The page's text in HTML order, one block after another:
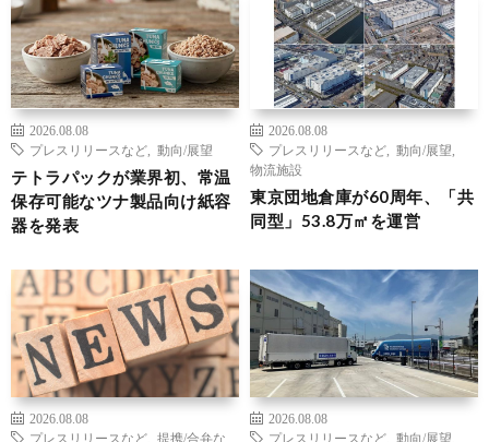
2026.08.08
プレスリリースなど
動向/展望
テトラパックが業界初、常温
保存可能なツナ製品向け紙容
器を発表
2026.08.08
プレスリリースなど
動向/展望
物流施設
東京団地倉庫が60周年、「共
同型」53.8万㎡を運営
2026.08.08
プレスリリースなど
提携/合弁な
2026.08.08
プレスリリースなど
動向/展望